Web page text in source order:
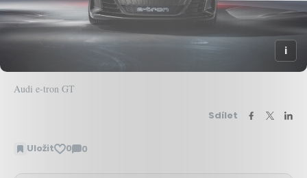
Audi e-tron GT
Sdílet
Uložit 0 0
Zobrazit